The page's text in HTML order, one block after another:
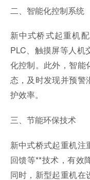
二、智能化控制系统
新中式桥式起重机
PLC、触摸屏等人机
化控制。此外，智能
态，及时发现并预警
护效率。
三、节能环保技术
新中式桥式起重机注
回馈等**技术，有效
同时，新型起重机在